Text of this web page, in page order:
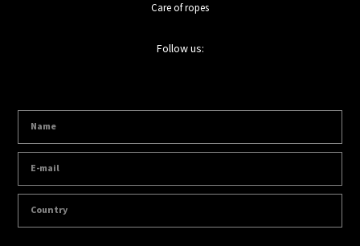
Care of ropes
Follow us: